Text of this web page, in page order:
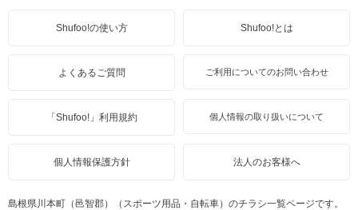
Shufoo!の使い方 Shufoo!とは
よくあるご質問 ご利用についてのお問い合わせ
「Shufoo!」利用規約 個人情報の取り扱いについて
個人情報保護方針 法人のお客様へ
島根県川本町（邑智郡）（スポーツ用品・自転車）のチラシ一覧ページです。